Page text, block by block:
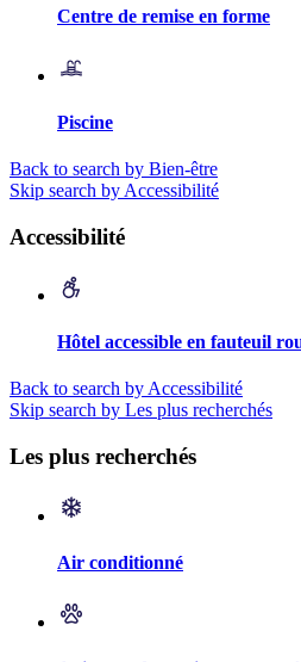
Centre de remise en forme
Piscine
Back to search by Bien-être
Skip search by Accessibilité
Accessibilité
Hôtel accessible en fauteuil
Back to search by Accessibilité
Skip search by Les plus recherchés
Les plus recherchés
Air conditionné